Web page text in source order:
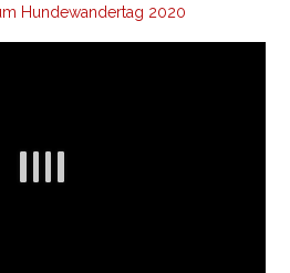
Hundewandertag 2020